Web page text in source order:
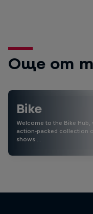
Още от
Bike
Welcome to the Bike Hub,
action-packed collection
shows …